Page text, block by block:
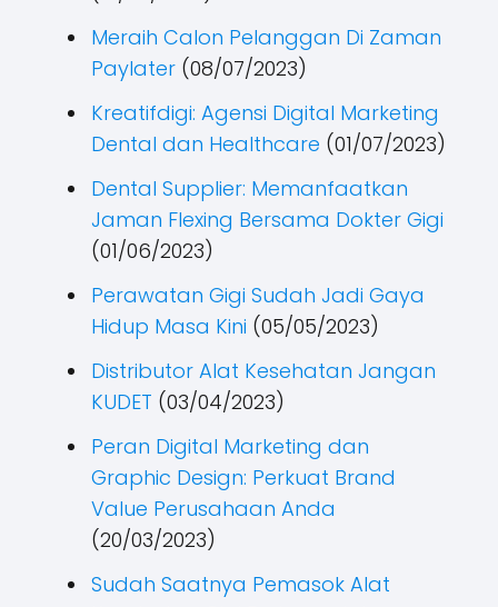
Meraih Calon Pelanggan Di Zaman
Paylater (08/07/2023)
Kreatifdigi: Agensi Digital Marketing
Dental dan Healthcare (01/07/2023)
Dental Supplier: Memanfaatkan
Jaman Flexing Bersama Dokter Gigi
(01/06/2023)
Perawatan Gigi Sudah Jadi Gaya
Hidup Masa Kini (05/05/2023)
Distributor Alat Kesehatan Jangan
KUDET (03/04/2023)
Peran Digital Marketing dan
Graphic Design: Perkuat Brand
Value Perusahaan Anda
(20/03/2023)
Sudah Saatnya Pemasok Alat